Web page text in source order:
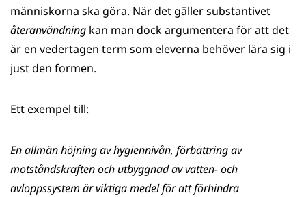
människorna ska göra. När det gäller substantivet
återanvändning kan man dock argumentera för att det
är en vedertagen term som eleverna behöver lära sig i
just den formen.
Ett exempel till:
En allmän höjning av hygiennivån, förbättring av
motståndskraften och utbyggnad av vatten- och
avloppssystem är viktiga medel för att förhindra